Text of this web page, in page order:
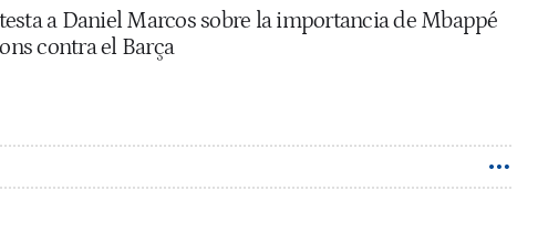
a Daniel Marcos sobre la importancia de Mbappé
contra el Barça